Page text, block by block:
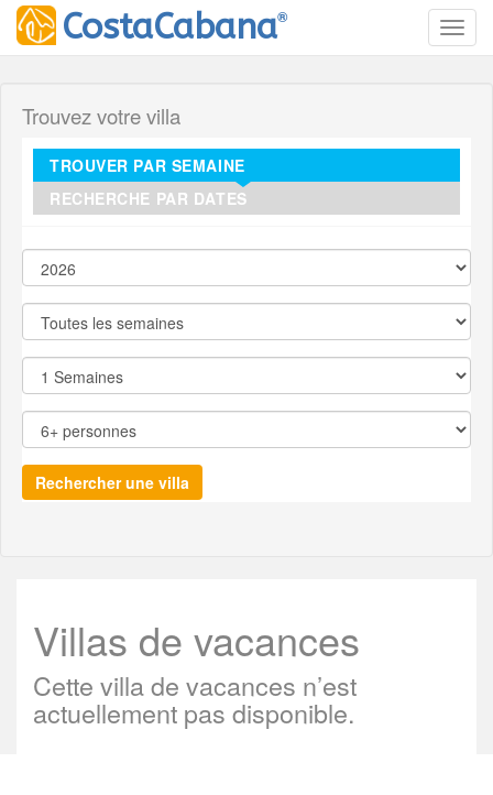
CostaCabana®
Trouvez votre villa
TROUVER PAR SEMAINE
RECHERCHE PAR DATES
Villas de vacances
Cette villa de vacances n’est
actuellement pas disponible.